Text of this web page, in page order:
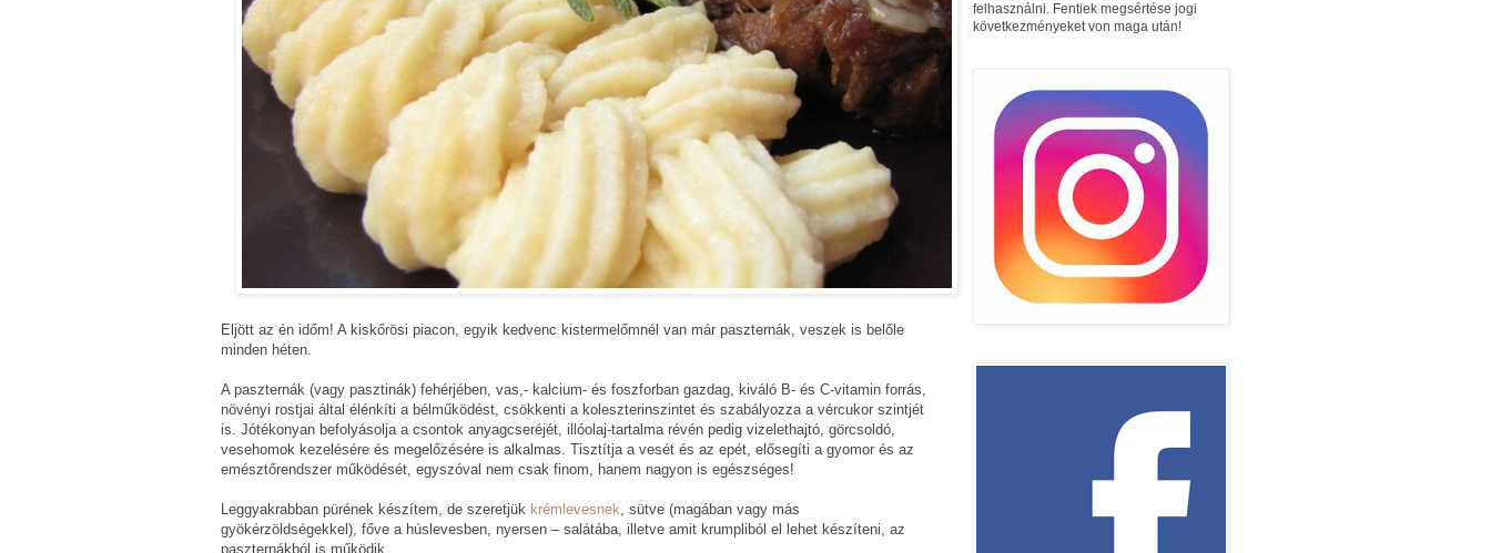
Eljött az én időm! A kiskőrösi piacon, egyik kedvenc kistermelőmnél van már paszternák, veszek is belőle
minden héten.
A paszternák (vagy pasztinák) fehérjében, vas,- kalcium- és foszforban gazdag, kiváló B- és C-vitamin forrás,
növényi rostjai által élénkíti a bélműködést, csökkenti a koleszterinszintet és szabályozza a vércukor szintjét
is. Jótékonyan befolyásolja a csontok anyagcseréjét, illóolaj-tartalma révén pedig vizelethajtó, görcsoldó,
vesehomok kezelésére és megelőzésére is alkalmas. Tisztítja a vesét és az epét, elősegíti a gyomor és az
emésztőrendszer működését, egyszóval nem csak finom, hanem nagyon is egészséges!
Leggyakrabban pürének készítem, de szeretjük krémlevesnek , sütve (magában vagy más
gyökérzöldségekkel), főve a húslevesben, nyersen – salátába, illetve amit krumpliból el lehet készíteni, az
paszternákból is működik.
felhasználni. Fentiek megsértése jogi
következményeket von maga után!